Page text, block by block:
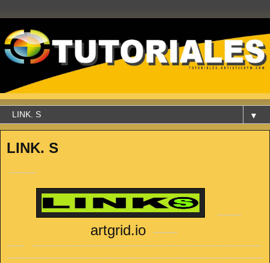
▼
LINK. S
---------
--------
artgrid.io --------
------ ----------------------------------------------------------------------------
-------------------------------------------------------------------------------------